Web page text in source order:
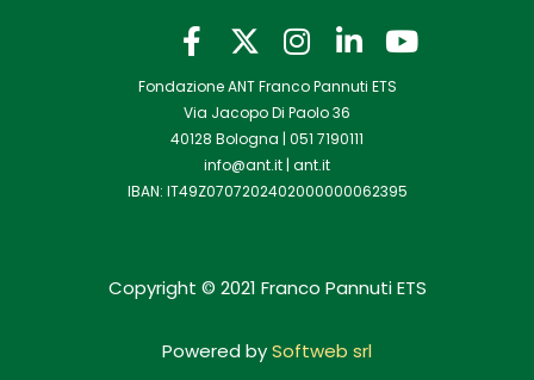
F
a
c
e
b
o
-
I
n
s
t
a
g
m
L
i
n
k
d
-
n
Y
b
Fondazione ANT Franco Pannuti ETS
Via Jacopo Di Paolo 36
40128 Bologna | 051 7190111
info@ant.it | ant.it
IBAN: IT49Z0707202402000000062395
Copyright © 2021 Franco Pannuti ETS
Powered bySoftweb srl